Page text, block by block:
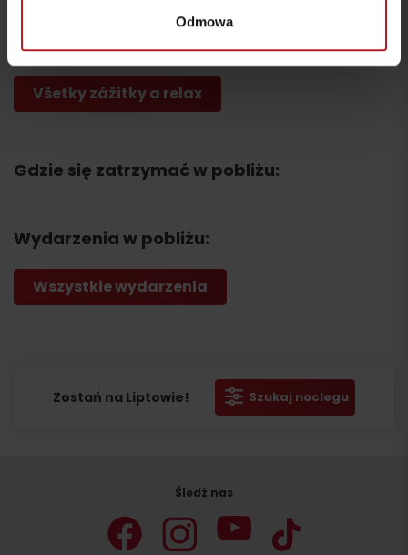
Odmowa
Všetky zážitky a relax
Gdzie się zatrzymać w pobliżu:
Wydarzenia w pobliżu:
Wszystkie wydarzenia
Zostań na Liptowie! Szukaj noclegu
Śledź nas